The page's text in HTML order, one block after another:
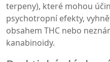
terpeny), které mohou
psychotropní efekty,
obsahem THC nebo
kanabinoidy.